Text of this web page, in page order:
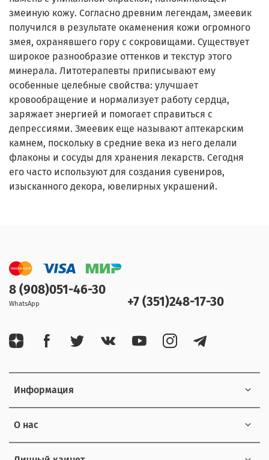
змеиную кожу. Согласно древним легендам, змеевик
получился в результате окаменения кожи огромного
змея, охранявшего гору с сокровищами. Существует
широкое разнообразие оттенков и текстур этого
минерала. Литотерапевты приписывают ему
особенные целебные свойства: улучшает
кровообращение и нормализует работу сердца,
заряжает энергией и помогает справиться с
депрессиями. Змеевик еще называют аптекарским
камнем, поскольку в средние века из него делали
флаконы и сосуды для хранения лекарств. Сегодня
его часто используют для создания сувениров,
изысканного декора, ювелирных украшений.
Информация
О нас
8 (908)051-46-30
WhatsApp +7 (351)248-17-30